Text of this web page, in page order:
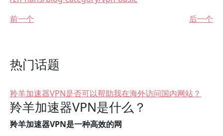
前一个
后一个
热门话题
羚羊加速器VPN是否可以帮助我在海外访问国内网站？
羚羊加速器VPN是什么？
羚羊加速器VPN是一种高效的网